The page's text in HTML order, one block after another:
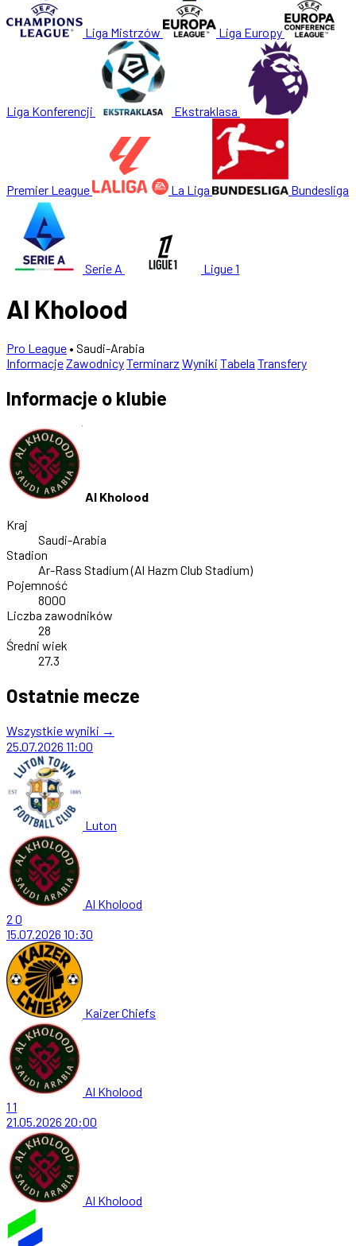
Liga Mistrzów Liga Europy
Liga Konferencji Ekstraklasa
Premier League La Liga Bundesliga
Serie A Ligue 1
Al Kholood
Pro League • Saudi-Arabia
InformacjeZawodnicyTerminarz Wyniki Tabela Transfery
Informacje o klubie
Al Kholood
Kraj
Saudi-Arabia
Stadion
Ar-Rass Stadium (Al Hazm Club Stadium)
Pojemność
8000
Liczba zawodników
28
Średni wiek
27.3
Ostatnie mecze
Wszystkie wyniki →
25.07.2026 11:00
Luton
Al Kholood
2 0
15.07.2026 10:30
Kaizer Chiefs
Al Kholood
1 1
21.05.2026 20:00
Al Kholood